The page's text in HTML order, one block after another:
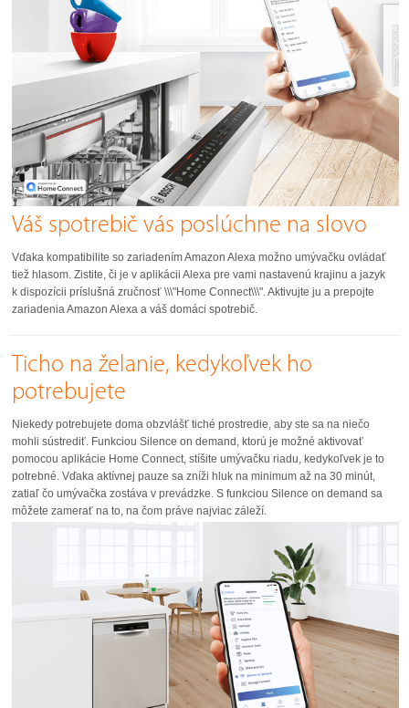
Váš spotrebič vás poslúchne na slovo
Vďaka kompatibilite so zariadením Amazon Alexa možno umývačku ovládať
tiež hlasom. Zistite, či je v aplikácii Alexa pre vami nastavenú krajinu a jazyk
k dispozícii príslušná zručnosť \\\"Home Connect\\\". Aktivujte ju a prepojte
zariadenia Amazon Alexa a váš domáci spotrebič.
Ticho na želanie, kedykoľvek ho
potrebujete
Niekedy potrebujete doma obzvlášť tiché prostredie, aby ste sa na niečo
mohli sústrediť. Funkciou Silence on demand, ktorú je možné aktivovať
pomocou aplikácie Home Connect, stíšite umývačku riadu, kedykoľvek je to
potrebné. Vďaka aktívnej pauze sa zníži hluk na minimum až na 30 minút,
zatiaľ čo umývačka zostáva v prevádzke. S funkciou Silence on demand sa
môžete zamerať na to, na čom práve najviac záleží.